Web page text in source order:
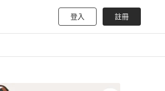
登入 註冊